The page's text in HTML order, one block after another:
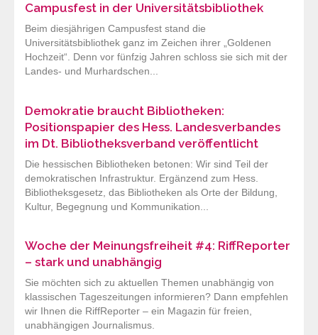
Campusfest in der Universitätsbibliothek
Beim diesjährigen Campusfest stand die
Universitätsbibliothek ganz im Zeichen ihrer „Goldenen
Hochzeit“. Denn vor fünfzig Jahren schloss sie sich mit der
Landes- und Murhardschen...
Demokratie braucht Bibliotheken:
Positionspapier des Hess. Landesverbandes
im Dt. Bibliotheksverband veröffentlicht
Die hessischen Bibliotheken betonen: Wir sind Teil der
demokratischen Infrastruktur. Ergänzend zum Hess.
Bibliotheksgesetz, das Bibliotheken als Orte der Bildung,
Kultur, Begegnung und Kommunikation...
Woche der Meinungsfreiheit #4: RiffReporter
– stark und unabhängig
Sie möchten sich zu aktuellen Themen unabhängig von
klassischen Tageszeitungen informieren? Dann empfehlen
wir Ihnen die RiffReporter – ein Magazin für freien,
unabhängigen Journalismus.